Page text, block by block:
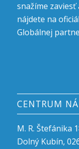
snažíme
nájdete na
Globálnej
CENTRUM
M. R. Štefánika
Dolný Kubín,